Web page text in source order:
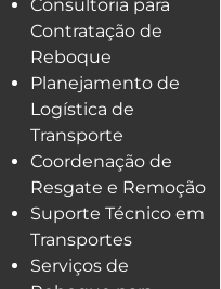
Consultoria para
Contratação de
Reboque
Planejamento de
Logística de
Transporte
Coordenação de
Resgate e Remoção
Suporte Técnico em
Transportes
Serviços de